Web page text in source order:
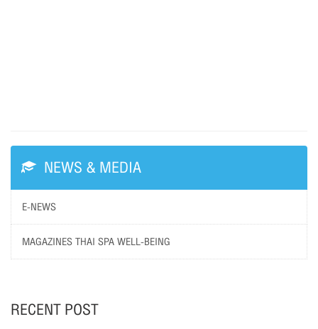
NEWS & MEDIA
E-NEWS
MAGAZINES THAI SPA WELL-BEING
RECENT POST